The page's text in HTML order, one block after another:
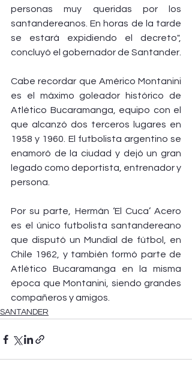
personas muy queridas por los
santandereanos. En horas de la tarde
se estará expidiendo el decreto",
concluyó el gobernador de Santander.
Cabe recordar que Américo Montanini
es el máximo goleador histórico de
Atlético Bucaramanga, equipo con el
que alcanzó dos terceros lugares en
1958 y 1960. El futbolista argentino se
enamoró de la ciudad y dejó un gran
legado como deportista, entrenador y
persona.
Por su parte, Hermán ‘El Cuca’ Acero
es el único futbolista santandereano
que disputó un Mundial de fútbol, en
Chile 1962, y también formó parte de
Atlético Bucaramanga en la misma
época que Montanini, siendo grandes
compañeros y amigos.
SANTANDER